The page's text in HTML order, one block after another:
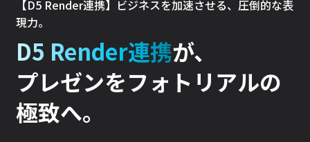
【D5 Render連携】ビジネスを加速させる、圧倒的な表
現力。
D5 Render連携が、
プレゼンをフォトリアルの
極致へ。